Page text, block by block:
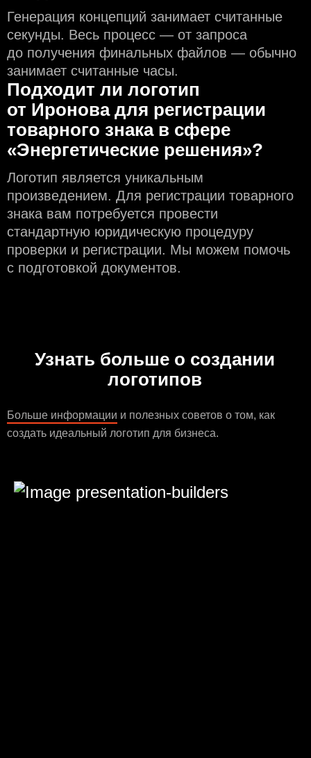
Генерация концепций занимает считанные
секунды. Весь процесс — от запроса
до получения финальных файлов — обычно
занимает считанные часы.
Подходит ли логотип
от Иронова для регистрации
товарного знака в сфере
«Энергетические решения»?
Логотип является уникальным
произведением. Для регистрации товарного
знака вам потребуется провести
стандартную юридическую процедуру
проверки и регистрации. Мы можем помочь
с подготовкой документов.
Узнать больше о создании
логотипов
Больше информации и полезных советов о том, как
создать идеальный логотип для бизнеса.